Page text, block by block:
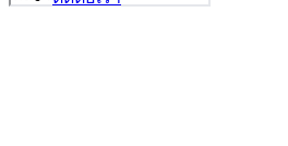
for: